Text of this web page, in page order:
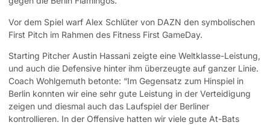
Vor dem Spiel warf Alex Schlüter von DAZN den symbolischen
First Pitch im Rahmen des Fitness First GameDay.
Starting Pitcher Austin Hassani zeigte eine Weltklasse-Leistung,
und auch die Defensive hinter ihm überzeugte auf ganzer Linie.
Coach Wohlgemuth betonte: “Im Gegensatz zum Hinspiel in
Berlin konnten wir eine sehr gute Leistung in der Verteidigung
zeigen und diesmal auch das Laufspiel der Berliner
kontrollieren. In der Offensive hatten wir viele gute At-Bats